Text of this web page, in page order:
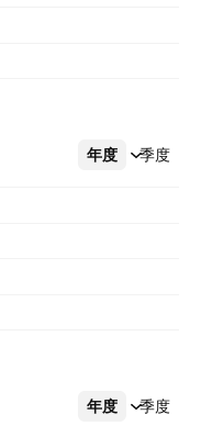
年度 季度
更多
年度 季度
更多